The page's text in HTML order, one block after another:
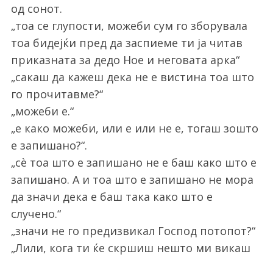
од сонот.
„тоа се глупости, можеби сум го зборувала
тоа бидејќи пред да заспиеме ти ја читав
приказната за дедо Ное и неговата арка“
„сакаш да кажеш дека не е вистина тоа што
го прочитавме?“
„можеби е.“
„е како можеби, или е или не е, тогаш зошто
е запишано?“.
„сѐ тоа што е запишано не е баш како што е
запишано. А и тоа што е запишано не мора
да значи дека е баш така како што е
случено.“
„значи не го предизвикал Господ потопот?“
„Лили, кога ти ќе скршиш нешто ми викаш